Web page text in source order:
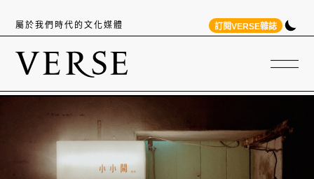
屬於我們時代的文化媒體 訂閱VERSE雜誌